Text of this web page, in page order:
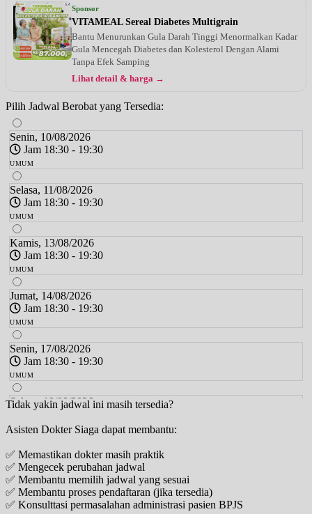
Sponsor
VITAMEAL Sereal Diabetes Multigrain
Bantu Menurunkan Gula Darah Tinggi Menormalkan Kadar
Gula Mencegah Diabetes dan Kolesterol Dengan Alami
Tanpa Efek Samping
Lihat detail & harga →
Pilih Jadwal Berobat yang Tersedia:
Senin, 10/08/2026
Jam 18:30 - 19:30
UMUM
Selasa, 11/08/2026
Jam 18:30 - 19:30
UMUM
Kamis, 13/08/2026
Jam 18:30 - 19:30
UMUM
Jumat, 14/08/2026
Jam 18:30 - 19:30
UMUM
Senin, 17/08/2026
Jam 18:30 - 19:30
UMUM
Selasa, 18/08/2026
Jam 18:30 - 19:30
UMUM
Kamis, 20/08/2026
Jam 18:30 - 19:30
UMUM
Jumat, 21/08/2026
Tidak yakin jadwal ini masih tersedia?
Asisten Dokter Siaga dapat membantu:
✅ Memastikan dokter masih praktik
✅ Mengecek perubahan jadwal
✅ Membantu memilih jadwal yang sesuai
✅ Membantu proses pendaftaran (jika tersedia)
✅ Konsulttasi permasalahan administrasi pasien BPJS